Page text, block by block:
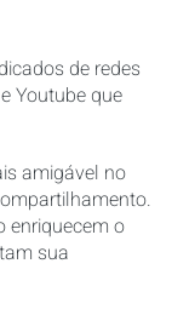
de redes
Youtube que
amigável no
enriquecem o
sua